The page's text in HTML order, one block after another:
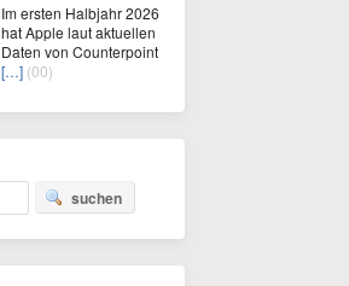
Im ersten Halbjahr 2026
hat Apple laut aktuellen
Daten von Counterpoint
[…] (00)
suchen